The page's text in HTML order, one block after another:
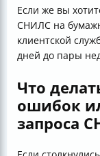
Если же вы
СНИЛС на
клиентской
дней до пары
Что
ошибок
запроса